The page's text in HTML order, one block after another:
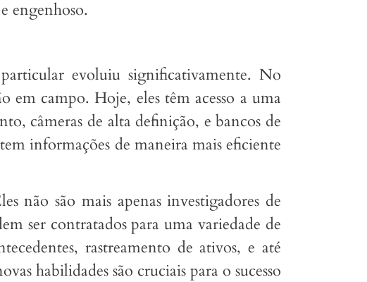
engenhoso.
evoluiu significativamente. No
em campo. Hoje, eles têm acesso a uma
câmeras de alta definição, e bancos de
informações de maneira mais eficiente
não são mais apenas investigadores de
ser contratados para uma variedade de
rastreamento de ativos, e até
habilidades são cruciais para o sucesso